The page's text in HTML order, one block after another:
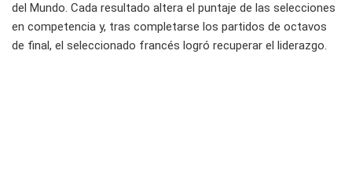
del Mundo. Cada resultado altera el puntaje de las selecciones
en competencia y, tras completarse los partidos de octavos
de final, el seleccionado francés logró recuperar el liderazgo.